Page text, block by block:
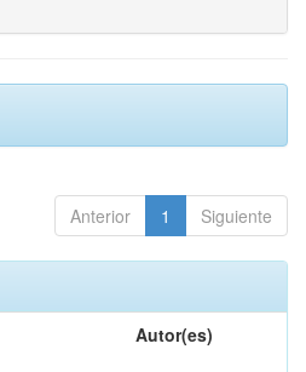
Anterior 1 Siguiente
Autor(es)